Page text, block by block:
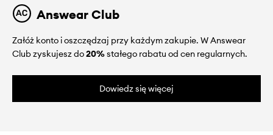
Answear Club
Załóż konto i oszczędzaj przy każdym zakupie. W Answear
Club zyskujesz do20%stałego rabatu od cen regularnych.
Dowiedz się więcej